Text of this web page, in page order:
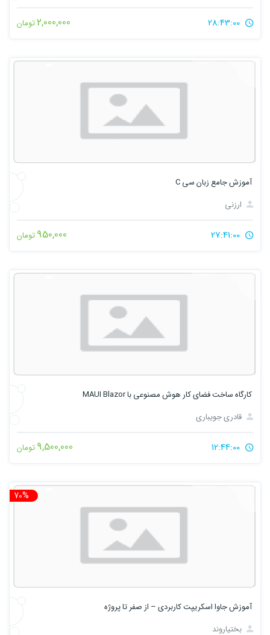
2,000,000تومان
آموزش جامع زبان سی C
ارزنی
950,000تومان
کارگاه ساخت فضای کار هوش مصنوعی با MAUI Blazor
قادری جویباری
9,500,000تومان
70%
آموزش جاوا اسکریپت کاربردی – از صفر تا پروژه
بختیاروند